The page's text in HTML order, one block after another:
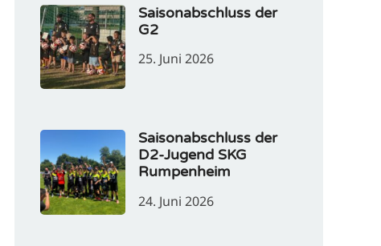
Saisonabschluss der
G2
25. Juni 2026
Saisonabschluss der
D2-Jugend SKG
Rumpenheim
24. Juni 2026